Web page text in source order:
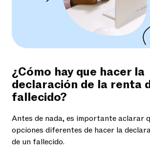
¿Cómo hay que hacer la
declaración de la renta
fallecido?
Antes de nada, es importante aclarar
opciones diferentes de hacer la
de un fallecido.